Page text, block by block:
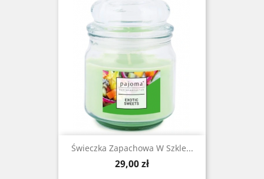
Świeczka Zapachowa W Szkle...
Cena
29,00 zł